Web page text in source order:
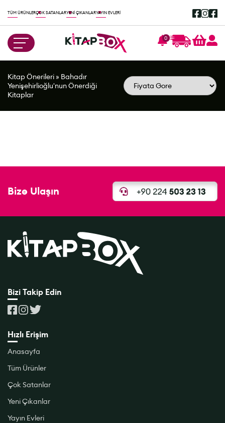
TÜM ÜRÜNLERÇOK SATANLARYENİ ÇIKANLARYAYIN EVLERİ
0
Kitap Önerileri» Bahadır
Yenişehirlioğlu'nun Önerdiği
Kitaplar
Bize Ulaşın
Bizi Takip Edin
Hızlı Erişim
Anasayfa
Tüm Ürünler
Çok Satanlar
Yeni Çıkanlar
Yayın Evleri